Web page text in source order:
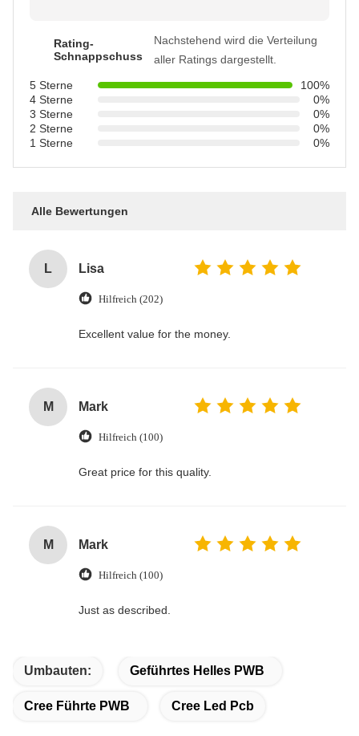
Rating-
Schnappschuss
Nachstehend wird die Verteilung
aller Ratings dargestellt.
5 Sterne
100%
4 Sterne
0%
3 Sterne
0%
2 Sterne
0%
1 Sterne
0%
Alle Bewertungen
L Lisa
Hilfreich (202)
Excellent value for the money.
M Mark
Hilfreich (100)
Great price for this quality.
M Mark
Hilfreich (100)
Just as described.
Umbauten: Geführtes Helles PWB
Cree Führte PWB Cree Led Pcb